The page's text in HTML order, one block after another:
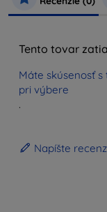
Tento tovar
Máte skúsenosť
pri výbere
.
Napíšte